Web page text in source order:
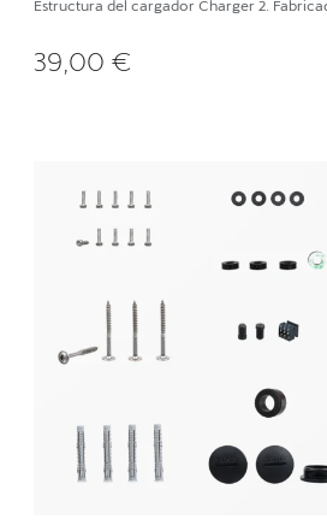
Estructura del cargador Charger 2.
39,00 €